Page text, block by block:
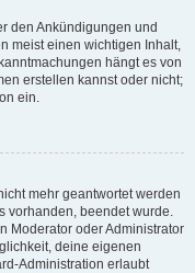
den Ankündigungen und
meist einen wichtigen Inhalt,
hängt es von
erstellen kannst oder nicht;
ein.
mehr geantwortet werden
vorhanden, beendet wurde.
Moderator oder Administrator
deine eigenen
Administration erlaubt